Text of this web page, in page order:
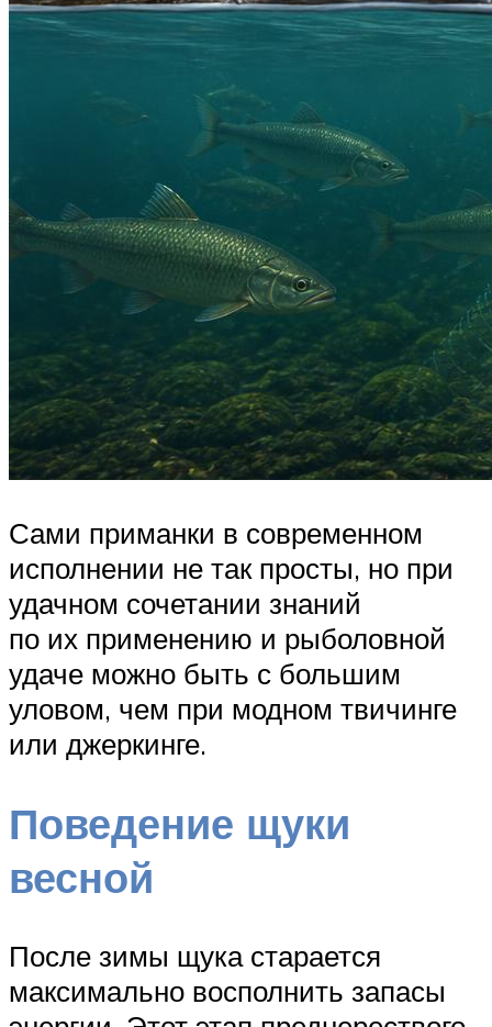
Сами приманки в современном
исполнении не так просты, но при
удачном сочетании знаний
по их применению и рыболовной
удаче можно быть с большим
уловом, чем при модном твичинге
или джеркинге.
Поведение щуки
весной
После зимы щука старается
максимально восполнить запасы